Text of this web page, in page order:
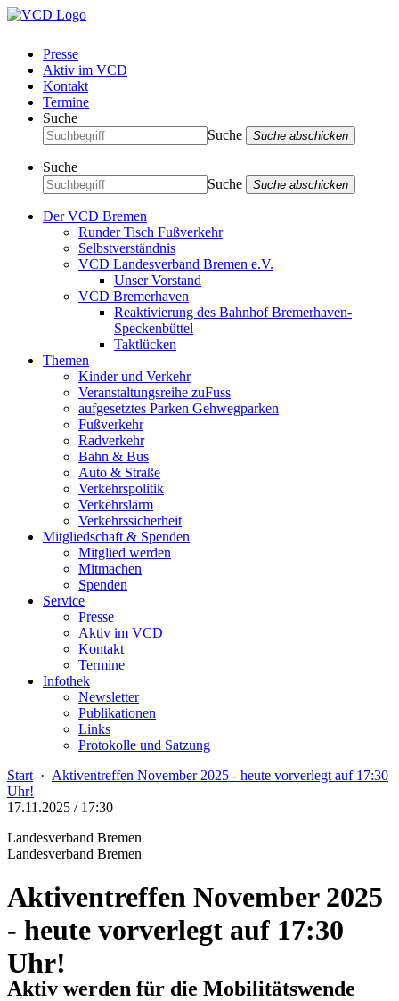
Presse
Aktiv im VCD
Kontakt
Termine
Suche
Suche
Suche abschicken
Suche
Suche
Suche abschicken
Der VCD Bremen
Runder Tisch Fußverkehr
Selbstverständnis
VCD Landesverband Bremen e.V.
Unser Vorstand
VCD Bremerhaven
Reaktivierung des Bahnhof Bremerhaven-
Speckenbüttel
Taktlücken
Themen
Kinder und Verkehr
Veranstaltungsreihe zuFuss
aufgesetztes Parken Gehwegparken
Fußverkehr
Radverkehr
Bahn & Bus
Auto & Straße
Verkehrspolitik
Verkehrslärm
Verkehrssicherheit
Mitgliedschaft & Spenden
Mitglied werden
Mitmachen
Spenden
Service
Presse
Aktiv im VCD
Kontakt
Termine
Infothek
Newsletter
Publikationen
Links
Protokolle und Satzung
Start · Aktiventreffen November 2025 - heute vorverlegt auf 17:30
Uhr!
17.11.2025 / 17:30
Landesverband Bremen
Landesverband Bremen
Aktiventreffen November 2025
- heute vorverlegt auf 17:30
Uhr!
Aktiv werden für die Mobilitätswende